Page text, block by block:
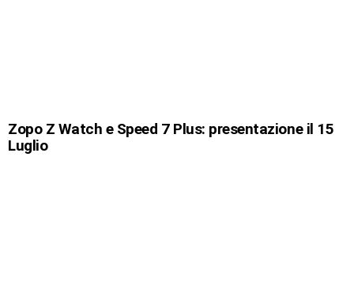
Zopo Z Watch e Speed 7 Plus: presentazione il 15
Luglio